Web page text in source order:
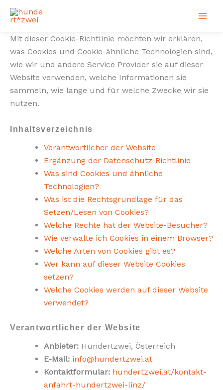
Zum
Inhalt
springen
Mit dieser Cookie-Richtlinie möchten wir erklären,
was Cookies und Cookie-ähnliche Technologien sind,
wie wir und andere Service Provider sie auf dieser
Website verwenden, welche Informationen sie
sammeln, wie lange und für welche Zwecke wir sie
nutzen.
Inhaltsverzeichnis
Verantwortlicher der Website
Ergänzung der Datenschutz-Richtlinie
Was sind Cookies und ähnliche
Technologien?
Was ist die Rechtsgrundlage für das
Setzen/Lesen von Cookies?
Welche Rechte hat der Website-Besucher?
Wie verwalte ich Cookies in einem Browser?
Welche Arten von Cookies gibt es?
Wer kann auf dieser Website Cookies
setzen?
Welche Cookies werden auf dieser Website
verwendet?
Verantwortlicher der Website
Anbieter: Hundertzwei, Österreich
E-Mail: info@hundertzwei.at
Kontaktformular: hundertzwei.at/kontakt-
anfahrt-hundertzwei-linz/